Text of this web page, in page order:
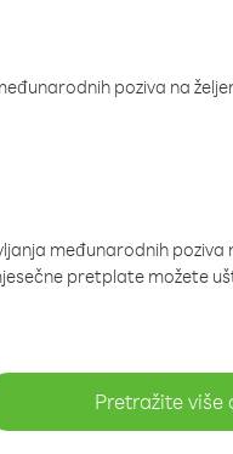
poziva na
međunarodnih
pretplate možete
Pretražite više